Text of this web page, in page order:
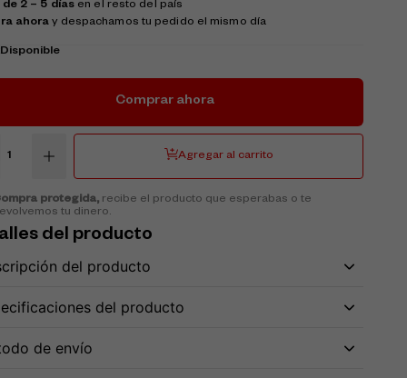
2 – 5 días en el resto del país
ahora y despachamos tu pedido el mismo día
Disponible
Comprar ahora
Agregar al carrito
protegida,recibe el producto que esperabas o te
tu dinero.
del producto
del producto
del producto
de envío